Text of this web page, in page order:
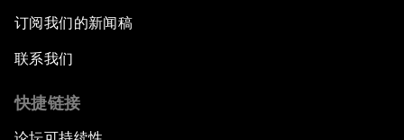
订阅我们的新闻稿
联系我们
快捷链接